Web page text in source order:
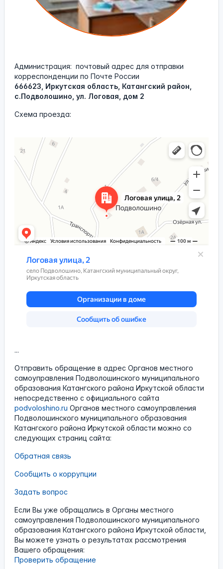
Администрация: почтовый адрес для отправки
корреспонденции по Почте России
666623, Иркутская область, Катангский район,
с.Подволошино, ул. Логовая, дом 2
Схема проезда:
Яндекс Карты
Яндекс Карты — транспорт, навигация, поиск мест
...
Отправить обращение в адрес Органов местного
самоуправления Подволошинского муниципального
образования Катангского района Иркутской области
непосредственно с официального сайта
podvoloshino.ru Органов местного самоуправления
Подволошинского муниципального образования
Катангского района Иркутской области можно со
следующих страниц сайта:
Обратная связь
Сообщить о коррупции
Задать вопрос
Если Вы уже обращались в Органы местного
самоуправления Подволошинского муниципального
образования Катангского района Иркутской области,
Вы можете узнать о результатах рассмотрения
Вашего обращения:
Проверить обращение